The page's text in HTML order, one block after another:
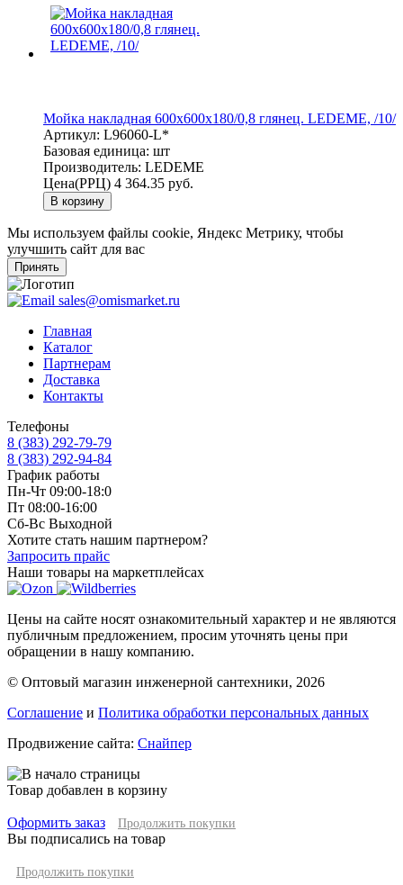
Мойка накладная 600х600х180/0,8 глянец. LEDEME, /10/
Артикул: L96060-L*
Базовая единица: шт
Производитель: LEDEME
Цена(РРЦ) 4 364.35 руб.
В корзину
Мы используем файлы cookie, Яндекс Метрику, чтобы
улучшить сайт для вас
Принять
sales@omismarket.ru
Главная
Каталог
Партнерам
Доставка
Контакты
Телефоны
8 (383) 292-79-79
8 (383) 292-94-84
График работы
Пн-Чт 09:00-18:0
Пт 08:00-16:00
Сб-Вс Выходной
Хотите стать нашим партнером?
Запросить прайс
Наши товары на маркетплейсах
Цены на сайте носят ознакомительный характер и не являются
публичным предложением, просим уточнять цены при
обращении в нашу компанию.
© Оптовый магазин инженерной сантехники, 2026
Соглашение и Политика обработки персональных данных
Продвижение сайта: Снайпер
Товар добавлен в корзину
Оформить заказ Продолжить покупки
Вы подписались на товар
Продолжить покупки